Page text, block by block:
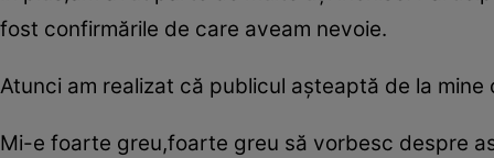
fost confirmările de care aveam nevoie.
Atunci am realizat că publicul aşteaptă de la mine
Mi-e foarte greu,foarte greu să vorbesc despre